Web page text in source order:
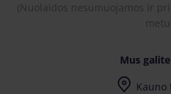
( Nuolaidos nesumuojamos ir
Mus
Kauno